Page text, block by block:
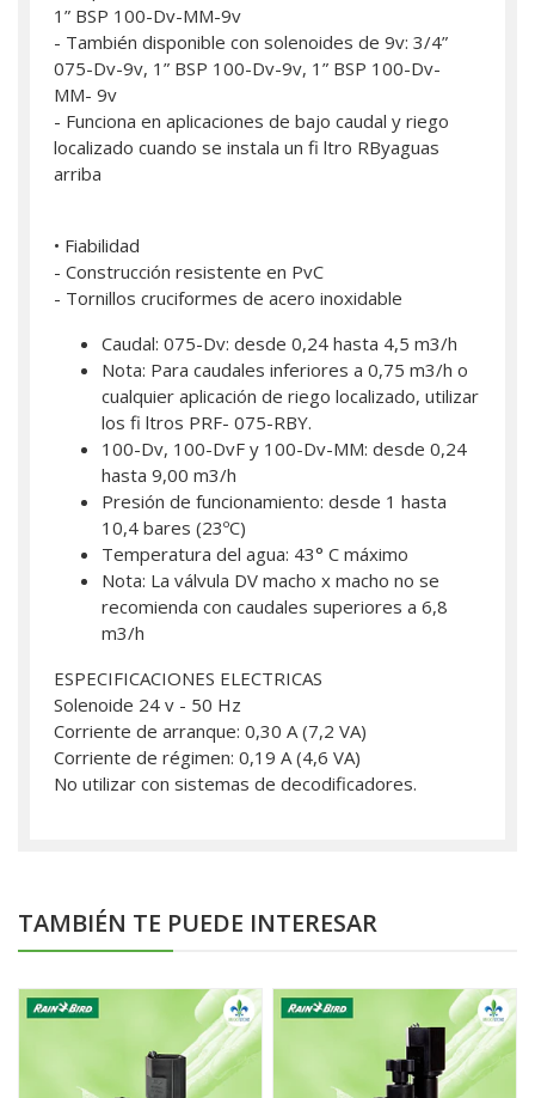
1” BSP 100-Dv-MM-9v
- También disponible con solenoides de 9v: 3/4”
075-Dv-9v, 1” BSP 100-Dv-9v, 1” BSP 100-Dv-
MM- 9v
- Funciona en aplicaciones de bajo caudal y riego
localizado cuando se instala un fi ltro RByaguas
arriba
• Fiabilidad
- Construcción resistente en PvC
- Tornillos cruciformes de acero inoxidable
Caudal: 075-Dv: desde 0,24 hasta 4,5 m3/h
Nota: Para caudales inferiores a 0,75 m3/h o
cualquier aplicación de riego localizado, utilizar
los fi ltros PRF- 075-RBY.
100-Dv, 100-DvF y 100-Dv-MM: desde 0,24
hasta 9,00 m3/h
Presión de funcionamiento: desde 1 hasta
10,4 bares (23ºC)
Temperatura del agua: 43° C máximo
Nota: La válvula DV macho x macho no se
recomienda con caudales superiores a 6,8
m3/h
ESPECIFICACIONES ELECTRICAS
Solenoide 24 v - 50 Hz
Corriente de arranque: 0,30 A (7,2 VA)
Corriente de régimen: 0,19 A (4,6 VA)
No utilizar con sistemas de decodificadores.
TAMBIÉN TE PUEDE INTERESAR